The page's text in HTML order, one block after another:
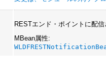
RESTエンド・ポイントに配
MBean属性: